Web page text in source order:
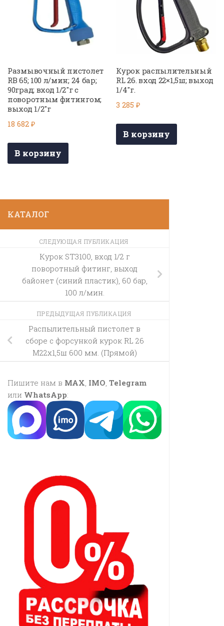
Размывочный пистолет
RB 65; 100 л/мин; 24 бар;
90град; вход 1/2″г с
поворотным фитингом;
выход 1/2″г
18 682 ₽
В корзину
Курок распылительный
RL 26. вход 22×1,5ш; выход
1/4″г.
3 285₽
В корзину
КАТАЛОГ
СЛЕДУЮЩАЯ ПУБЛИКАЦИЯ
Курок ST3100, вход 1/2 г
поворотный фитинг, выход
байонет (синий пластик), 60 бар,
100 л/мин.
ПРЕДЫДУЩАЯ ПУБЛИКАЦИЯ
Распылительный пистолет в
сборе с форсункой курок RL 26
М22х1,5ш 600 мм. (Прямой)
Пишите нам в MAX IMO Telegram
или WhatsApp: